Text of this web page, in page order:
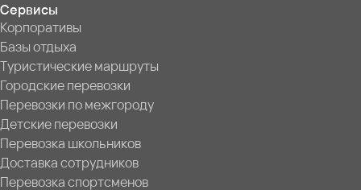
Сервисы
Корпоративы
Базы отдыха
Туристические маршруты
Городские перевозки
Перевозки по межгороду
Детские перевозки
Перевозка школьников
Доставка сотрудников
Перевозка спортсменов